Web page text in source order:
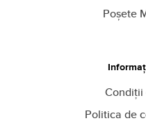
Poșete
Politica de